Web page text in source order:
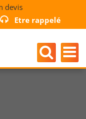
devis
Etre rappelé